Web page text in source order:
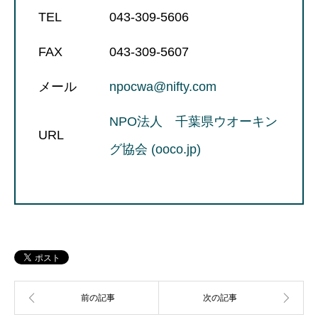
TEL 043-309-5606
FAX 043-309-5607
メール npocwa@nifty.com
URL
NPO法人 千葉県ウオーキン
グ協会 (ooco.jp)